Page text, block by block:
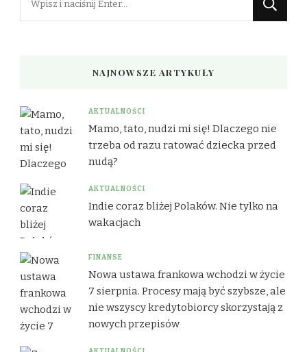
NAJNOWSZE ARTYKUŁY
AKTUALNOŚCI
Mamo, tato, nudzi mi się! Dlaczego nie
trzeba od razu ratować dziecka przed
nudą?
AKTUALNOŚCI
Indie coraz bliżej Polaków. Nie tylko na
wakacjach
FINANSE
Nowa ustawa frankowa wchodzi w życie
7 sierpnia. Procesy mają być szybsze, ale
nie wszyscy kredytobiorcy skorzystają z
nowych przepisów